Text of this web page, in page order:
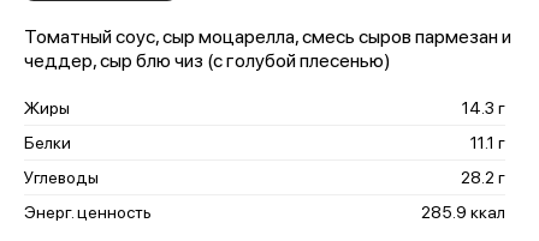
Томатный соус, сыр моцарелла, смесь сыров пармезан и
чеддер, сыр блю чиз (с голубой плесенью)
Жиры
14.3 г
Белки
11.1 г
Углеводы
28.2 г
Энерг. ценность
285.9 ккал